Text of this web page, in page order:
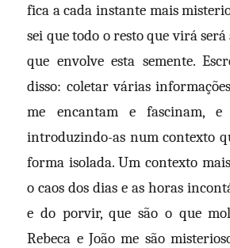
fica a cada instante mais
sei que todo o resto que virá
que envolve esta semente.
disso: coletar várias
me encantam e fascinam,
introduzindo-as num contexto
forma isolada. Um contexto
o caos dos dias e as horas
e do porvir, que são o que
Rebeca e João me são